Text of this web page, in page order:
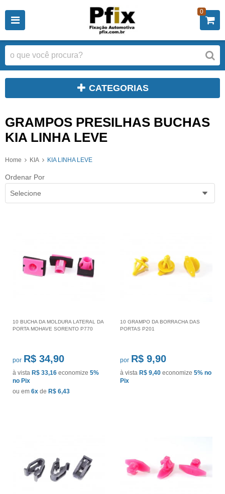
0
CATEGORIAS
GRAMPOS PRESILHAS BUCHAS
KIA LINHA LEVE
Home KIA KIA LINHA LEVE
Ordenar Por
Selecione
10 BUCHA DA MOLDURA LATERAL DA
PORTA MOHAVE SORENTO P770
por R$ 34,90
à vista R$ 33,16 economize 5%
no Pix
ou em 6x de R$ 6,43
10 GRAMPO DA BORRACHA DAS
PORTAS P201
por R$ 9,90
à vista R$ 9,40 economize 5% no
Pix